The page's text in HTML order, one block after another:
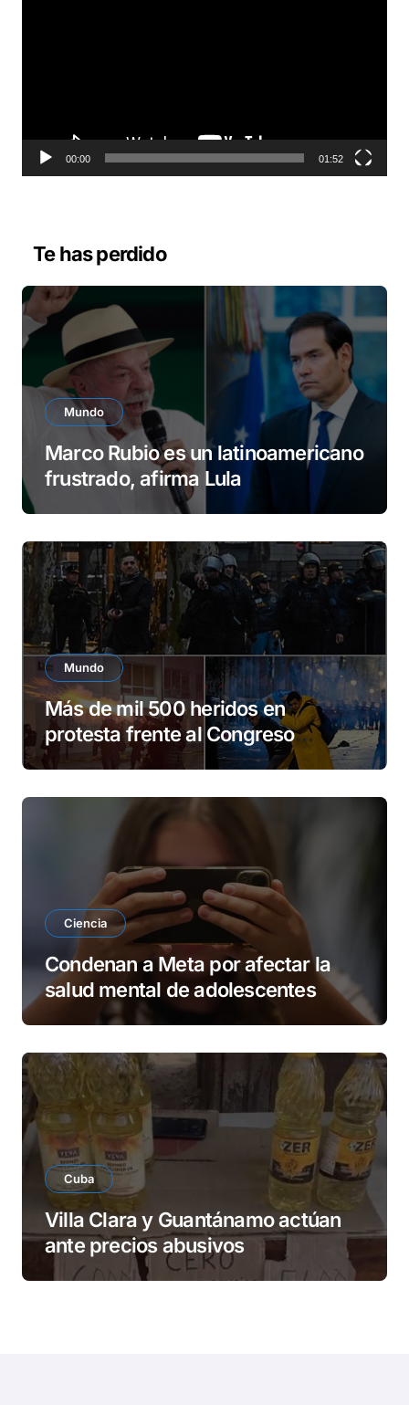
t
r
d
e
o
00:00 01:52
Te has perdido
Mundo
Marco Rubio es un latinoamericano
frustrado, afirma Lula
Mundo
Más de mil 500 heridos en
protesta frente al Congreso
argentino
Ciencia
Condenan a Meta por afectar la
salud mental de adolescentes
Cuba
Villa Clara y Guantánamo actúan
ante precios abusivos